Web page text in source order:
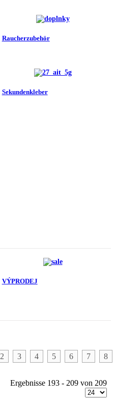
Raucherzubehör
Sekundenkleber
VÝPRODEJ
2 3 4 5 6 7 8
Ergebnisse 193 - 209 von 209